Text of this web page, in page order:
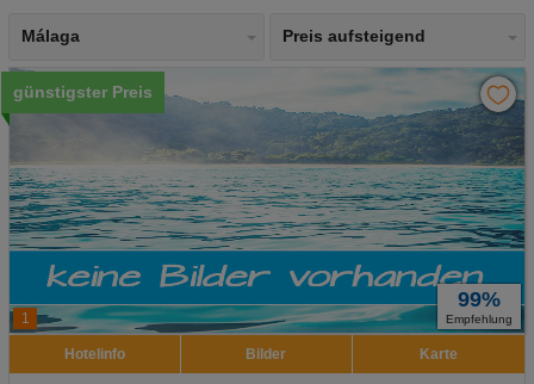
Málaga Preis aufsteigend
1
günstigster Preis
99%
Empfehlung
Hotelinfo Bilder Karte